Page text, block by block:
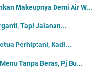
Makeupnya Demi Air W...
Tapi Jalanan...
Perhiptani, Kadi...
Tanpa Beras, Pj Bu...